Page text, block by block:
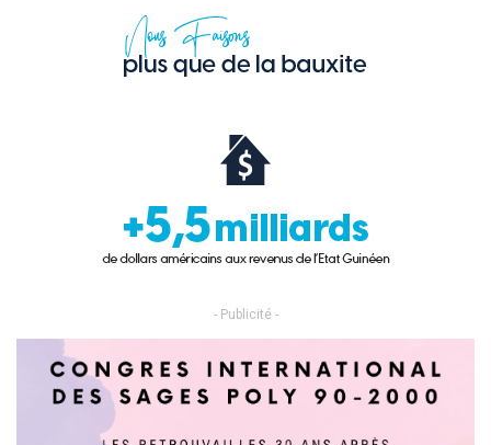
- Publicité -